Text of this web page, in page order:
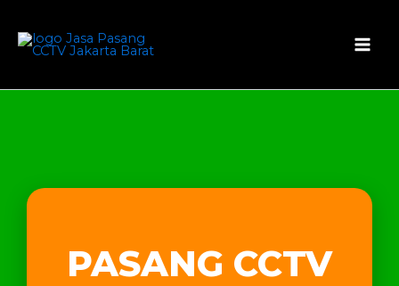
content
PASANG CCTV